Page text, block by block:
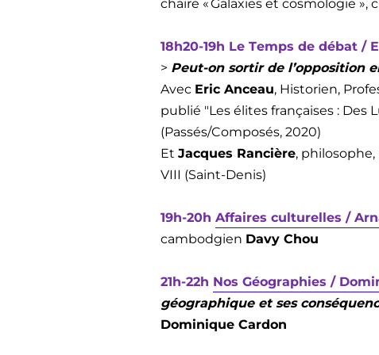
chaire « Galaxies et cosmologie »,
18h20-19h Le Temps de débat /
> Peut-on sortir de l’opposition
Avec Eric Anceau, Historien,
publié "Les élites françaises :
(Passés/Composés, 2020)
Et Jacques Rancière,
VIII (Saint-Denis)
19h-20h Affaires culturelles /
cambodgien Davy Chou
21h-22h Nos Géographies /
géographique et ses
Dominique Cardon